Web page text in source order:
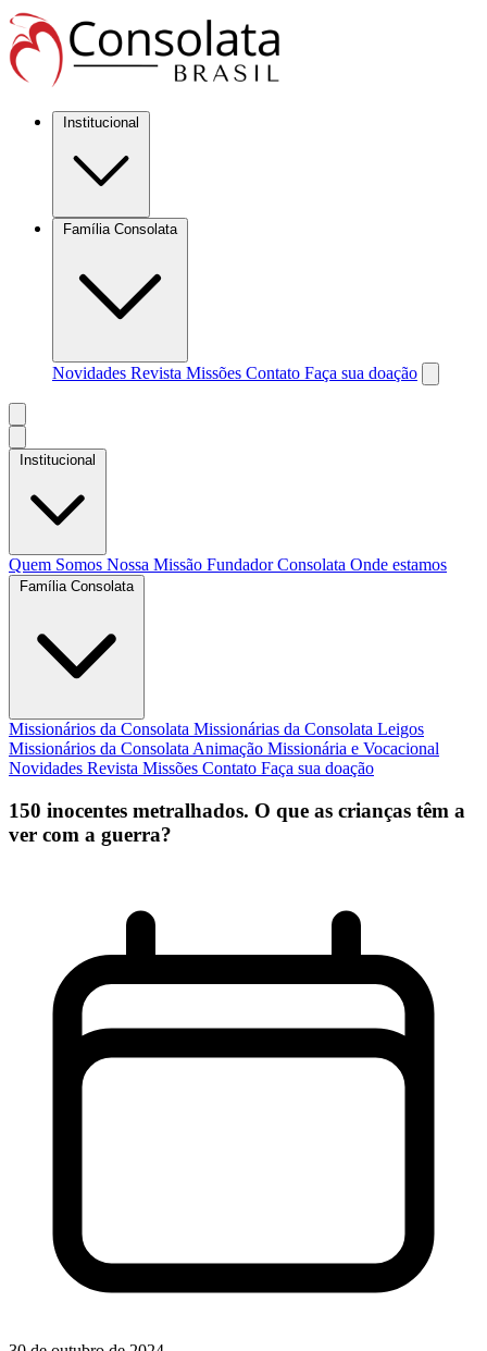
Institucional
Família Consolata
Novidades Revista Missões Contato Faça sua doação
Institucional
Quem Somos Nossa Missão FundadorConsolata Onde estamos
Família Consolata
Missionários da Consolata Missionárias da Consolata Leigos
Missionários da Consolata Animação Missionária e Vocacional
Novidades Revista Missões Contato Faça sua doação
150 inocentes metralhados. O que as crianças têm a
ver com a guerra?